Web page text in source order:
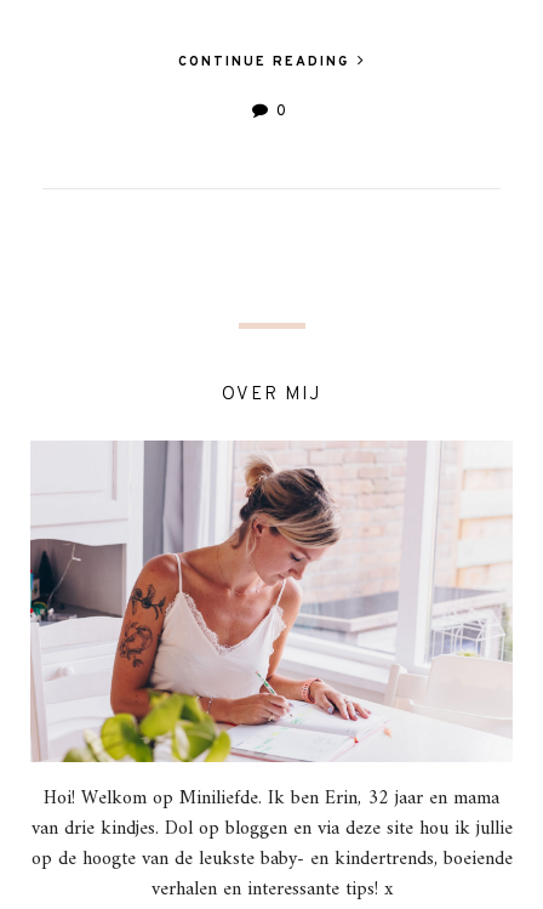
CONTINUE READING
0
OVER MIJ
Hoi! Welkom op Miniliefde. Ik ben Erin, 32 jaar en mama
van drie kindjes. Dol op bloggen en via deze site hou ik jullie
op de hoogte van de leukste baby- en kindertrends, boeiende
verhalen en interessante tips! x